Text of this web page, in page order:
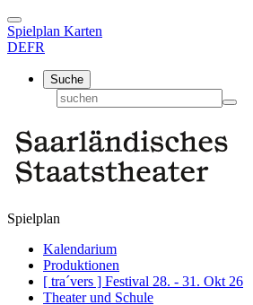
Spielplan Karten
DEFR
Suche
Spielplan
Kalendarium
Produktionen
[ tra´vers ] Festival 28. - 31. Okt 26
Theater und Schule